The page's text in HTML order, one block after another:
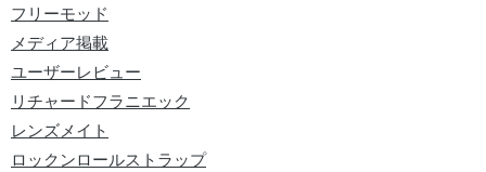
フリーモッド
メディア掲載
ユーザーレビュー
リチャードフラニエック
レンズメイト
ロックンロールストラップ